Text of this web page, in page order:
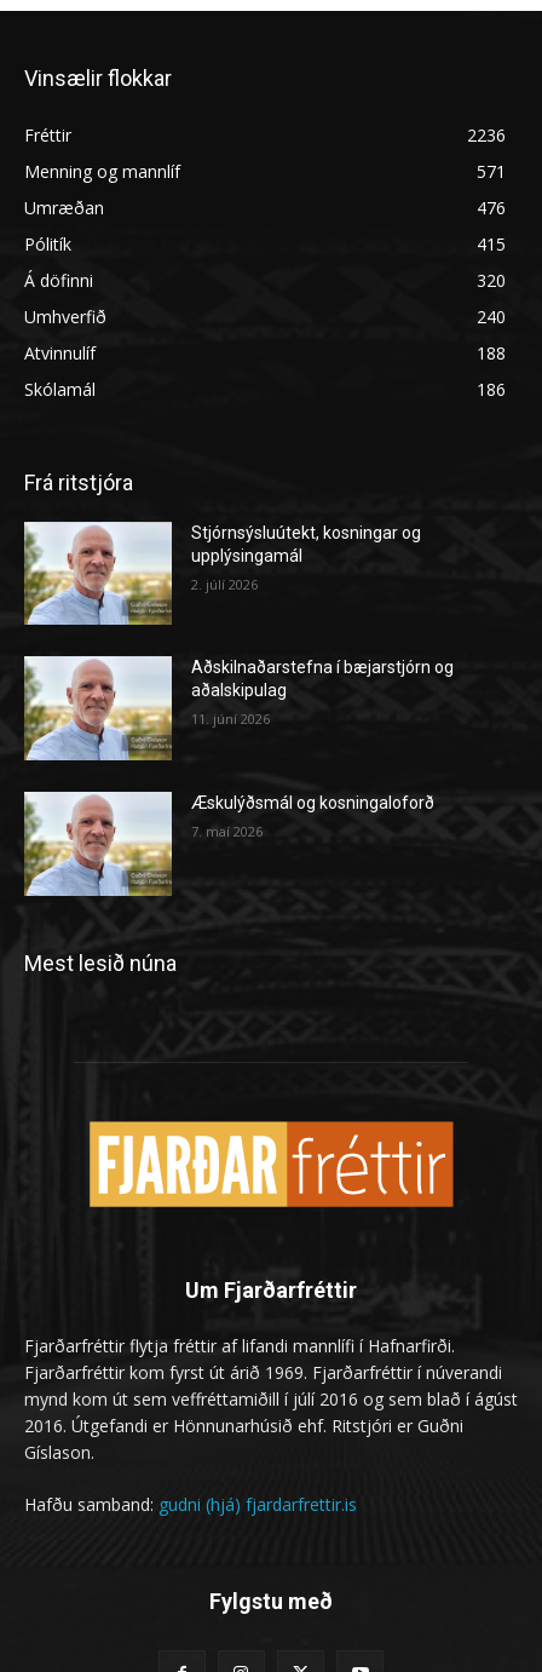
Vinsælir flokkar
Fréttir
2236
Menning og mannlíf
571
Umræðan
476
Pólitík
415
Á döfinni
320
Umhverfið
240
Atvinnulíf
188
Skólamál
186
Frá ritstjóra
Stjórnsýsluútekt, kosningar og
upplýsingamál
2. júlí 2026
Aðskilnaðarstefna í bæjarstjórn og
aðalskipulag
11. júní 2026
Æskulýðsmál og kosningaloforð
7. maí 2026
Mest lesið núna
Um Fjarðarfréttir
Fjarðarfréttir flytja fréttir af lifandi mannlífi í Hafnarfirði.
Fjarðarfréttir kom fyrst út árið 1969. Fjarðarfréttir í núverandi
mynd kom út sem veffréttamiðill í júlí 2016 og sem blað í ágúst
2016. Útgefandi er Hönnunarhúsið ehf. Ritstjóri er Guðni
Gíslason.
Hafðu samband: gudni (hjá) fjardarfrettir.is
Fylgstu með